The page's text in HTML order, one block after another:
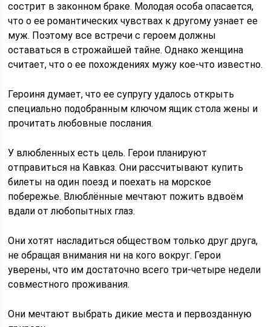
сострит в законном браке. Молодая особа опасается,
что о ее романтических чувствах к другому узнает ее
муж. Поэтому все встречи с героем должны
оставаться в строжайшей тайне. Однако женщина
считает, что о ее похождениях мужу кое-что известно.
Героиня думает, что ее супругу удалось открыть
специально подобранным ключом ящик стола жены и
прочитать любовные послания.
У влюбленных есть цель. Герои планируют
отправиться на Кавказ. Они рассчитывают купить
билеты на один поезд и поехать на морское
побережье. Влюблённые мечтают пожить вдвоём
вдали от любопытных глаз.
Они хотят насладиться обществом только друг друга,
не обращая внимания ни на кого вокруг. Герои
уверены, что им достаточно всего три-четыре недели
совместного проживания.
Они мечтают выбрать дикие места и первозданную